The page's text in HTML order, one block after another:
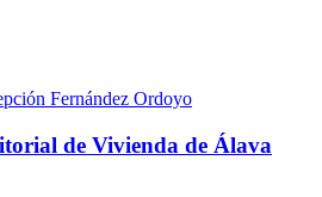
Fernández Ordoyo
de Vivienda de Álava